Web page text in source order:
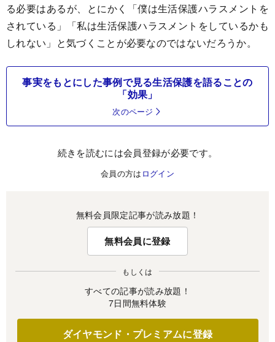
る必要はあるが、とにかく「僕は生活保護ハラスメントを
されている」「私は生活保護ハラスメントをしているかも
しれない」と気づくことが必要なのではないだろうか。
事実をもとにした事例で見る生活保護を語ることの
「効果」
次のページ
続きを読むには会員登録が必要です。
会員の方は ログイン
無料会員限定記事が読み放題！
無料会員に登録
もしくは
すべての記事が読み放題！
7日間無料体験
ダイヤモンド・プレミアムに登録